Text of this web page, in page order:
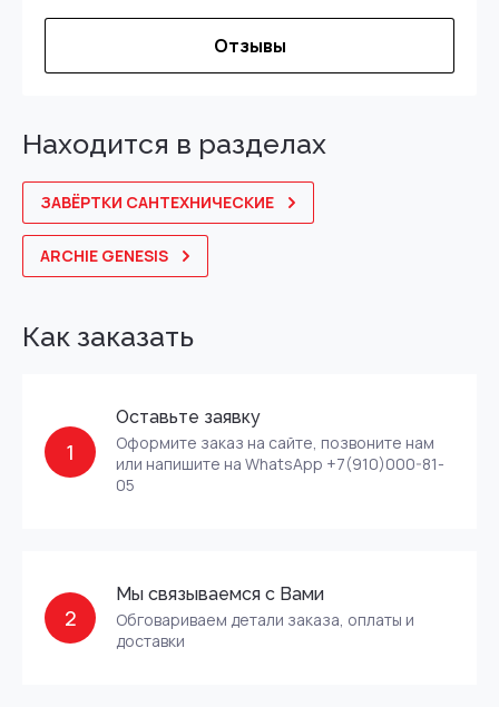
Отзывы
Находится в разделах
ЗАВЁРТКИ САНТЕХНИЧЕСКИЕ
ARCHIE GENESIS
Как заказать
1
Оставьте заявку
Оформите заказ на сайте, позвоните нам
или напишите на WhatsApp +7(910)000-81-
05
2
Мы связываемся с Вами
Обговариваем детали заказа, оплаты и
доставки